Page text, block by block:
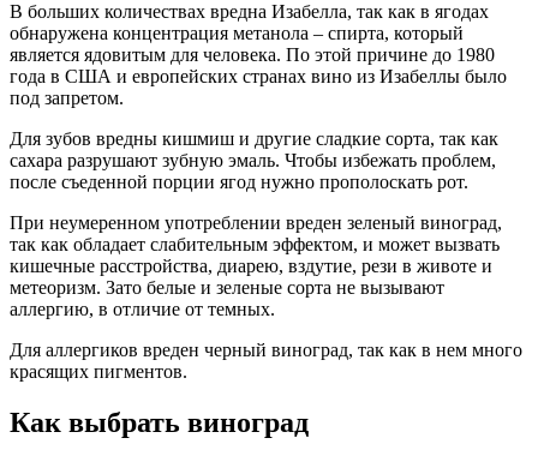
В больших количествах вредна Изабелла, так как в ягодах
обнаружена концентрация метанола – спирта, который
является ядовитым для человека. По этой причине до 1980
года в США и европейских странах вино из Изабеллы было
под запретом.
Для зубов вредны кишмиш и другие сладкие сорта, так как
сахара разрушают зубную эмаль. Чтобы избежать проблем,
после съеденной порции ягод нужно прополоскать рот.
При неумеренном употреблении вреден зеленый виноград,
так как обладает слабительным эффектом, и может вызвать
кишечные расстройства, диарею, вздутие, рези в животе и
метеоризм. Зато белые и зеленые сорта не вызывают
аллергию, в отличие от темных.
Для аллергиков вреден черный виноград, так как в нем много
красящих пигментов.
Как выбрать виноград